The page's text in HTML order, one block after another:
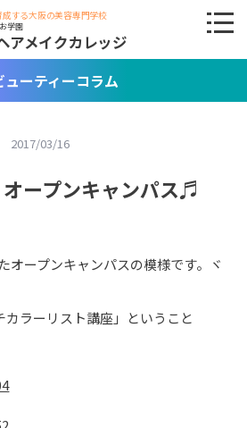
する大阪の美容専門学校
学園
アメイクカレッジ
ーティーコラム
2017/03/16
ープンキャンパス♬
オープンキャンパスの模様です。ヾ
ラーリスト講座」ということ